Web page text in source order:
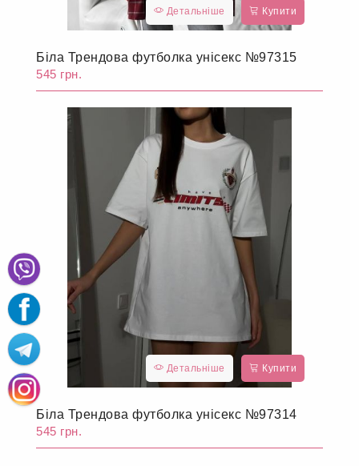
Детальніше Купити
Біла Трендова футболка унісекс №97315
545 грн.
Детальніше Купити
Біла Трендова футболка унісекс №97314
545 грн.